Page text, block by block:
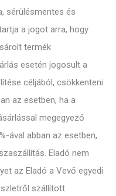
sérülésmentes és
a jogot arra, hogy
termék
esetén jogosult a
céljából, csökkenteni
az esetben, ha a
megegyező
ával abban az esetben,
Eladó nem
az Eladó a Vevő egyedi
szállított.